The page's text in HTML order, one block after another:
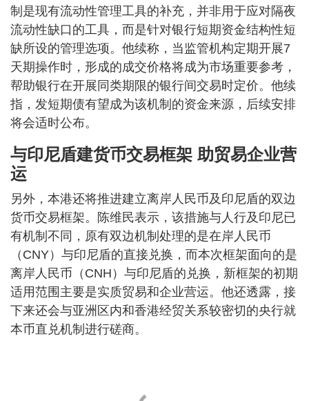
制是现有流动性管理工具的补充，并非用于应对隔夜
流动性缺口的工具，而是针对银行短期资金结构性短
缺所设的管理选项。他续称，当监管机构定期开展7
天期操作时，形成的成交价格将成为市场重要参考，
帮助银行在开展同类期限的银行间交易时定价。他续
指，发短期债有望成为该机制的资金来源，后续安排
将会适时公布。
与印尼盾建货币交易框架 助贸易企业营
运
另外，本港还将推进建立离岸人民币及印尼盾的双边
货币交易框架。陈维民表示，该措施与人行及印尼已
有机制不同，原有双边机制处理的是在岸人民币
（CNY）与印尼盾的直接兑换，而本次框架面向的是
离岸人民币（CNH）与印尼盾的兑换，新框架的初期
适用范围主要是实质贸易和企业营运。他还透露，接
下来还会与亚洲区内和香港经贸关系较密切的央行就
本币直兑机制进行磋商。